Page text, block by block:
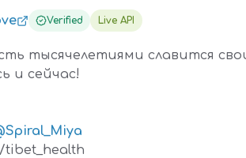
Verified Live API
тысячелетиями славится
и сейчас!
tibet_health